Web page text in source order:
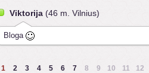
Viktorija (46 m. Vilnius)
Bloga
1 2 3 4 5 6 7 8 9 10 11 12